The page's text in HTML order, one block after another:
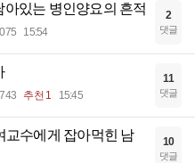
아있는 병인양요의 흔적
15:54
2
댓글
추천 1 15:45
11
댓글
교수에게 잡아먹힌 남
10
댓글